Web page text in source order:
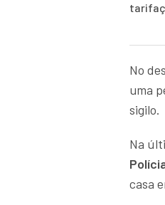
No
uma
sigilo.
Na
casa